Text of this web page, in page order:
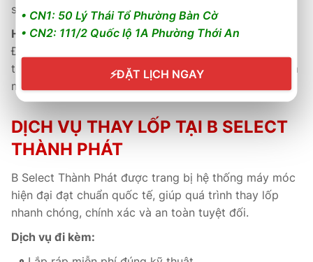
suốt quá trình sử dụng.
Hậu mãi tận tâm
Đội ngũ kỹ thuật viên đạt chuẩn Michelin thực hiện
thay lốp đúng quy trình, đảm bảo an toàn tuyệt đối và
mang đến trải nghiệm lái hoàn hảo cho người dùng.
DỊCH VỤ THAY LỐP TẠI B SELECT
THÀNH PHÁT
B Select Thành Phát được trang bị hệ thống máy móc
hiện đại đạt chuẩn quốc tế, giúp quá trình thay lốp
nhanh chóng, chính xác và an toàn tuyệt đối.
Dịch vụ đi kèm:
• CN1: 50 Lý Thái Tổ Phường Bàn Cờ
• CN2: 111/2 Quốc lộ 1A Phường Thới An
⚡ĐẶT LỊCH NGAY